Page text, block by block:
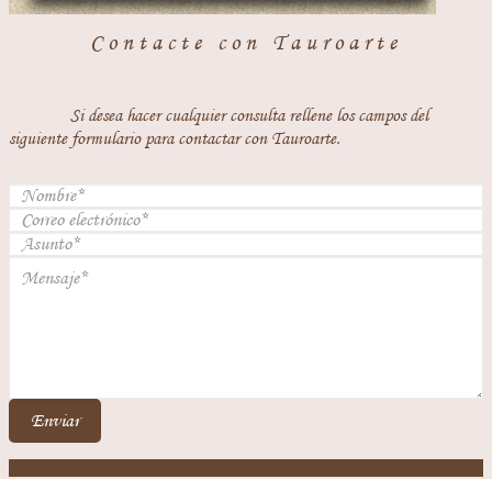
Contacte con Tauroarte
Si desea hacer cualquier consulta rellene los campos del
siguiente formulario para contactar con Tauroarte.
Enviar